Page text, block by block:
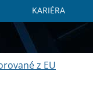
KARIÉRA
z EU